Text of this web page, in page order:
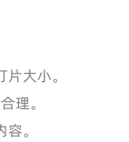
大小。
理。
。